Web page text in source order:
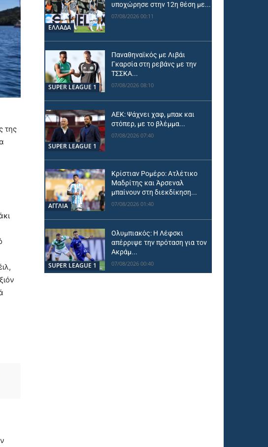
της
ΕΛΛΑΔΑ
υποχώρησε στην 12η θέση με...
07/08/2026 00:11
SUPER LEAGUE 1
Παναθηναϊκός με Λιβάι
Γκαρσία στη ρεβάνς με την
ΤΣΣΚΑ...
07/08/2026 08:10
SUPER LEAGUE 1
ΑΕΚ: Ψάχνει χαφ, μπακ και
στόπερ, με το βλέμμα...
07/08/2026 07:40
ΑΓΓΛΙΑ
Κρίστιαν Ρομέρο: Ατλέτικο
Μαδρίτης και Άρσεναλ
μπαίνουν στη διεκδίκηση...
07/08/2026 01:40
SUPER LEAGUE 1
Ολυμπιακός: Η Λέφσκι
απέρριψε την πρόταση για τον
Ακράμ...
07/08/2026 00:40